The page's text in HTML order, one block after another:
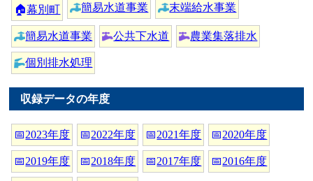
🏠幕別町 簡易水道事業 末端給水事業
簡易水道事業 公共下水道 農業集落排水
個別排水処理
収録データの年度
📅2023年度 📅2022年度 📅2021年度 📅2020年度
📅2019年度 📅2018年度 📅2017年度 📅2016年度